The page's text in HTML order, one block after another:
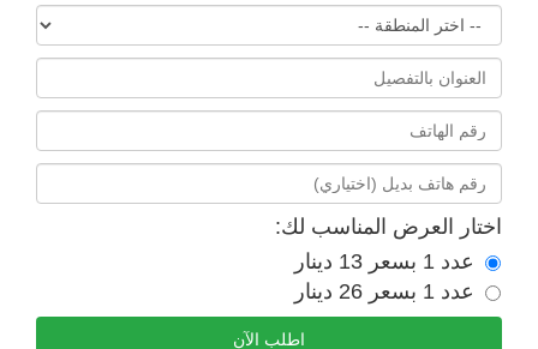
اختار العرض المناسب لك:
عدد 1 بسعر 13 دينار
عدد 1 بسعر 26 دينار
اطلب الآن